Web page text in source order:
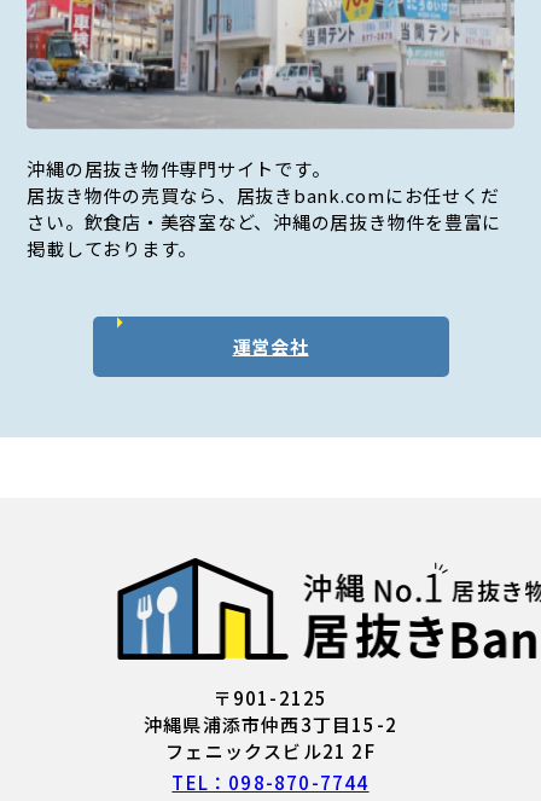
沖縄の居抜き物件専門サイトです。
居抜き物件の売買なら、居抜きbank.comにお任せくだ
さい。飲食店・美容室など、沖縄の居抜き物件を豊富に
掲載しております。
運営会社
〒901-2125
沖縄県浦添市仲西3丁目15-2
フェニックスビル21 2F
TEL：098-870-7744